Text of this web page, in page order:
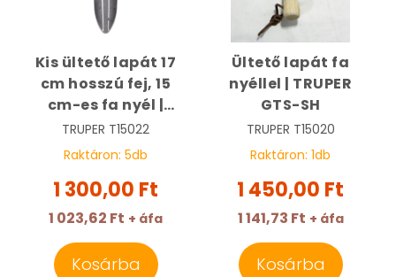
Kis ültető lapát 17
cm hosszú fej, 15
cm-es fa nyél |
TRUPER GTS-TR
TRUPER T15022
Raktáron: 5db
1 300,00 Ft
1 023,62 Ft + áfa
Kosárba
Ültető lapát fa
nyéllel | TRUPER
GTS-SH
TRUPER T15020
Raktáron: 1db
1 450,00 Ft
1 141,73 Ft + áfa
Kosárba